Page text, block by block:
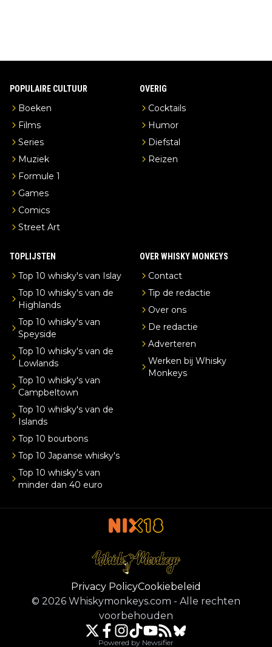
POPULAIRE CULTUUR
Boeken
Films
Series
Muziek
Formule 1
Games
Comics
Street Art
OVERIG
Cocktails
Humor
Diefstal
Reizen
TOPLIJSTEN
Top 10 whisky's van Islay
Top 10 whisky's van de
Highlands
Top 10 whisky's van
Speyside
Top 10 whisky's van de
Lowlands
Top 10 whisky's van
Campbeltown
Top 10 whisky's van de
Islands
Top 10 bourbons
Top 10 Japanse whisky's
Top 10 whisky's van
minder dan 40 euro
OVER WHISKY MONKEYS
Contact
Tip de redactie
Over ons
De redactie
Adverteren
Werken bij Whisky
Monkeys
Privacy PolicyCookiebeleid
© 2026 Whiskymonkeys.com - Alle rechten
voorbehouden
Powered by Newsifier